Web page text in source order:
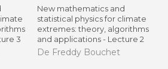
3
New mathematics and
statistical physics for climate
extremes: theory, algorithms
and applications - Lecture 2
De Freddy Bouchet